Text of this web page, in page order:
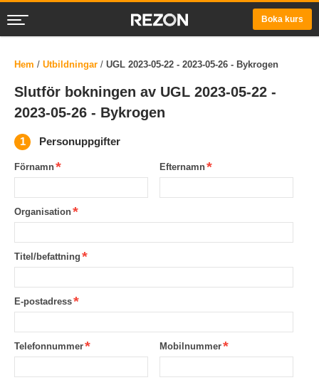
Boka kurs
Hem / Utbildningar / UGL 2023-05-22 - 2023-05-26 - Bykrogen
Slutför bokningen av UGL 2023-05-22 -
2023-05-26 - Bykrogen
Personuppgifter
Förnamn Efternamn
Organisation
Titel/befattning
E-postadress
Telefonnummer Mobilnummer